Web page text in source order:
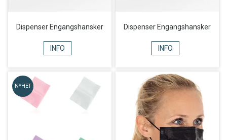
Dispenser Engangshansker
INFO
Dispenser Engangshansker
INFO
NYHET